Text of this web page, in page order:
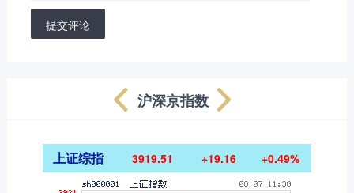
提交评论
沪深京指数
上证综指 3919.51 +19.16 +0.49%